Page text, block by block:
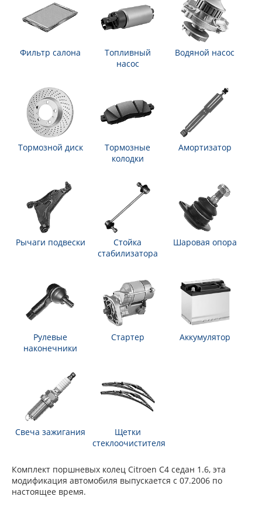
Фильтр салона
Топливный
насос
Водяной насос
Тормозной диск
Тормозные
колодки
Амортизатор
Рычаги подвески
Стойка
стабилизатора
Шаровая опора
Рулевые
наконечники
Стартер Аккумулятор
Свеча зажигания
Щетки
стеклоочистителя
Комплект поршневых колец Citroen C4 седан 1.6, эта
модификация автомобиля выпускается с 07.2006 по
настоящее время.